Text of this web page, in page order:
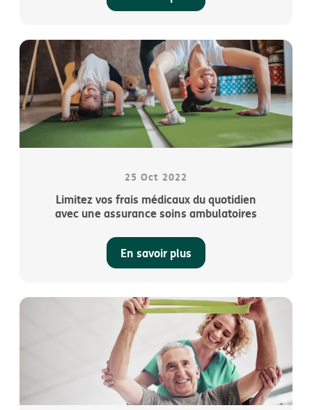
25 Oct 2022
Limitez vos frais médicaux du quotidien
avec une assurance soins ambulatoires
En savoir plus